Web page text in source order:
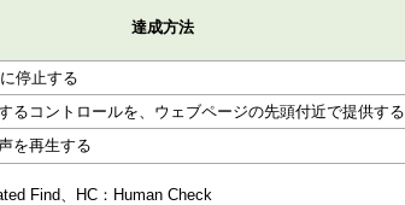
達成方法
停止する
るコントロールを、ウェブページの先頭付近で提供する
を再生する
Find、HC： Human Check